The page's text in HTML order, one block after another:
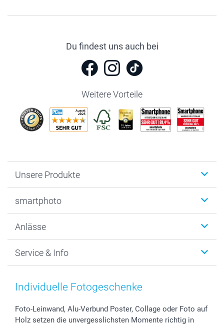
Du findest uns auch bei
Weitere Vorteile
Unsere Produkte
Fotogeschenke
MyNameBook
Fotoabzüge, Fotos als Buch & Poster
Zubehör & Material
Sticker & Etiketten
Geschenk-Gutscheine (PDF)
smartphoto
Warum smartphoto
Datenschutz
AGB
Presse
Partnerprogramme
Anlässe
Neujahr
Muttertag
Kommunion & Konfirmation
Hochzeit
Service & Info
Anmelden /Registrieren
Lieferfristen
72h Lieferung
Individuelle Fotogeschenke
Foto-Leinwand, Alu-Verbund Poster, Collage oder Foto auf
Holz setzen die unvergesslichsten Momente richtig in